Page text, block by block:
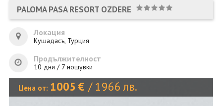
ПОЧИВКИ
КРУИЗИ
ЕКЗОТИКА
PALOMA PASA RESORT OZDERE
Локация
Кушадасъ, Турция
Продължителност
10 дни / 7 нощувки
Цена от: 1005 € / 1966 лв.